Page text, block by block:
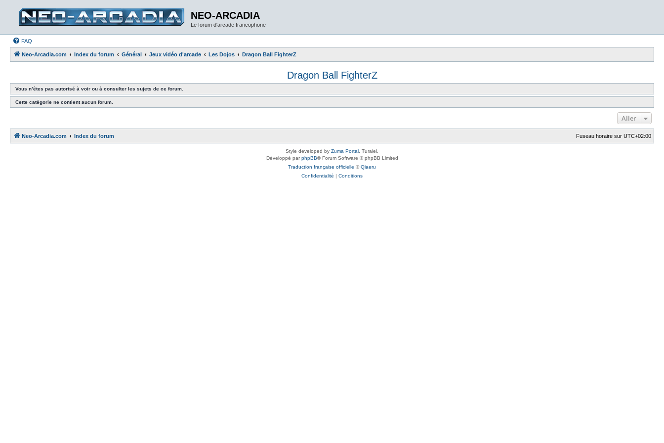
NEO-ARCADIA
Le forum d'arcade francophone
FAQ
Neo-Arcadia.com Index du forum Général Jeux vidéo d'arcade Les Dojos Dragon Ball FighterZ
Dragon Ball FighterZ
Vous n’êtes pas autorisé à voir ou à consulter les sujets de ce forum.
Cette catégorie ne contient aucun forum.
Aller
Neo-Arcadia.com Index du forum Fuseau horaire sur UTC+02:00
Style developed by Zuma Portal , Turaiel,
Développé parphpBB® Forum Software © phpBB Limited
Traduction française officielle ©Qiaeru
Confidentialité | Conditions